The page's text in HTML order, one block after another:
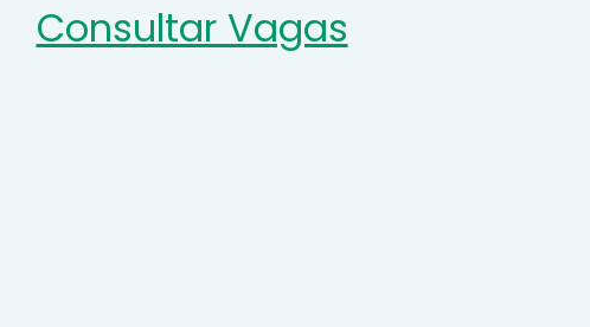
Consultar Vagas